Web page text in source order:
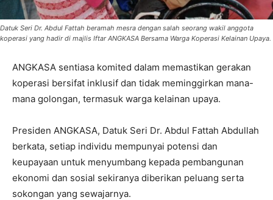
Datuk Seri Dr. Abdul Fattah beramah mesra dengan salah seorang wakil anggota
koperasi yang hadir di majlis Iftar ANGKASA Bersama Warga Koperasi Kelainan Upaya.
ANGKASA sentiasa komited dalam memastikan gerakan
koperasi bersifat inklusif dan tidak meminggirkan mana-
mana golongan, termasuk warga kelainan upaya.
Presiden ANGKASA, Datuk Seri Dr. Abdul Fattah Abdullah
berkata, setiap individu mempunyai potensi dan
keupayaan untuk menyumbang kepada pembangunan
ekonomi dan sosial sekiranya diberikan peluang serta
sokongan yang sewajarnya.